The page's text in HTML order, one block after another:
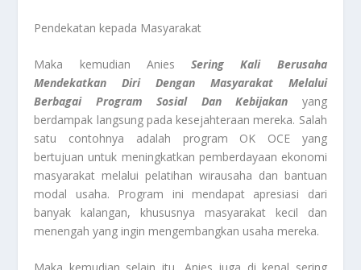
Pendekatan kepada Masyarakat
Maka kemudian AniesSering Kali Berusaha
Mendekatkan Diri Dengan Masyarakat Melalui
Berbagai Program Sosial Dan Kebijakan yang
berdampak langsung pada kesejahteraan mereka. Salah
satu contohnya adalah program OK OCE yang
bertujuan untuk meningkatkan pemberdayaan ekonomi
masyarakat melalui pelatihan wirausaha dan bantuan
modal usaha. Program ini mendapat apresiasi dari
banyak kalangan, khususnya masyarakat kecil dan
menengah yang ingin mengembangkan usaha mereka.